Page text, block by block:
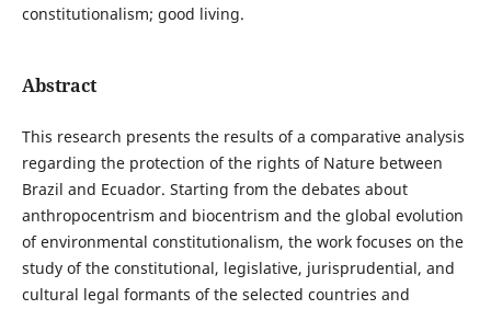
constitutionalism; good living.
Abstract
This research presents the results of a comparative analysis
regarding the protection of the rights of Nature between
Brazil and Ecuador. Starting from the debates about
anthropocentrism and biocentrism and the global evolution
of environmental constitutionalism, the work focuses on the
study of the constitutional, legislative, jurisprudential, and
cultural legal formants of the selected countries and